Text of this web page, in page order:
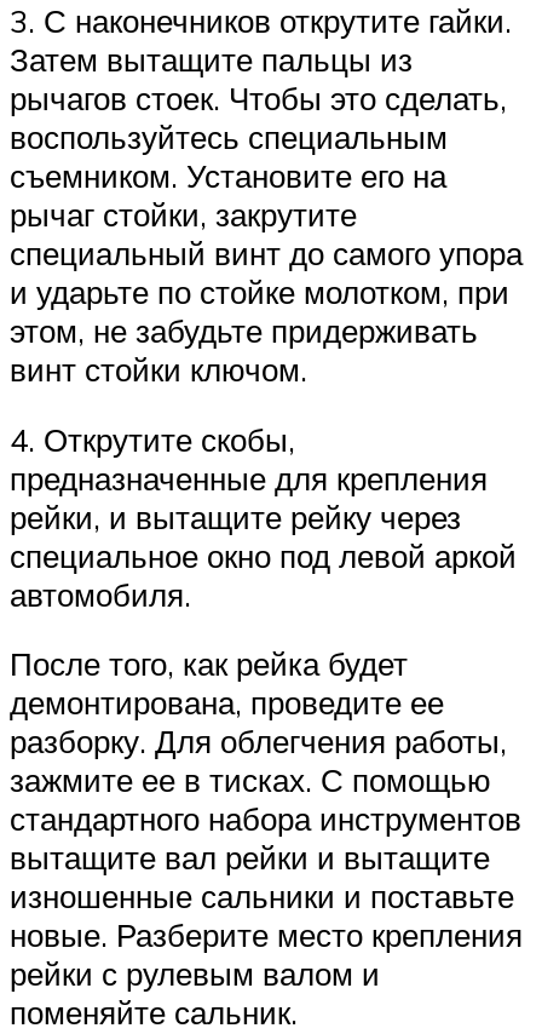
3. С наконечников открутите гайки.
Затем вытащите пальцы из
рычагов стоек. Чтобы это сделать,
воспользуйтесь специальным
съемником. Установите его на
рычаг стойки, закрутите
специальный винт до самого упора
и ударьте по стойке молотком, при
этом, не забудьте придерживать
винт стойки ключом.
4. Открутите скобы,
предназначенные для крепления
рейки, и вытащите рейку через
специальное окно под левой аркой
автомобиля.
После того, как рейка будет
демонтирована, проведите ее
разборку. Для облегчения работы,
зажмите ее в тисках. С помощью
стандартного набора инструментов
вытащите вал рейки и вытащите
изношенные сальники и поставьте
новые. Разберите место крепления
рейки с рулевым валом и
поменяйте сальник.